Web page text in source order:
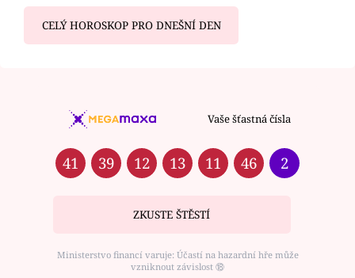
CELÝ HOROSKOP PRO DNEŠNÍ DEN
Vaše šťastná čísla
41 39 12 13 11 46 2
ZKUSTE ŠTĚSTÍ
Ministerstvo financí varuje: Účastí na hazardní hře může
vzniknout závislost ⑱